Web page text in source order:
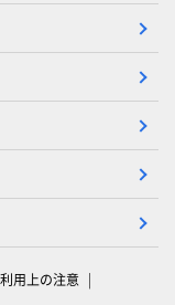
用上の注意